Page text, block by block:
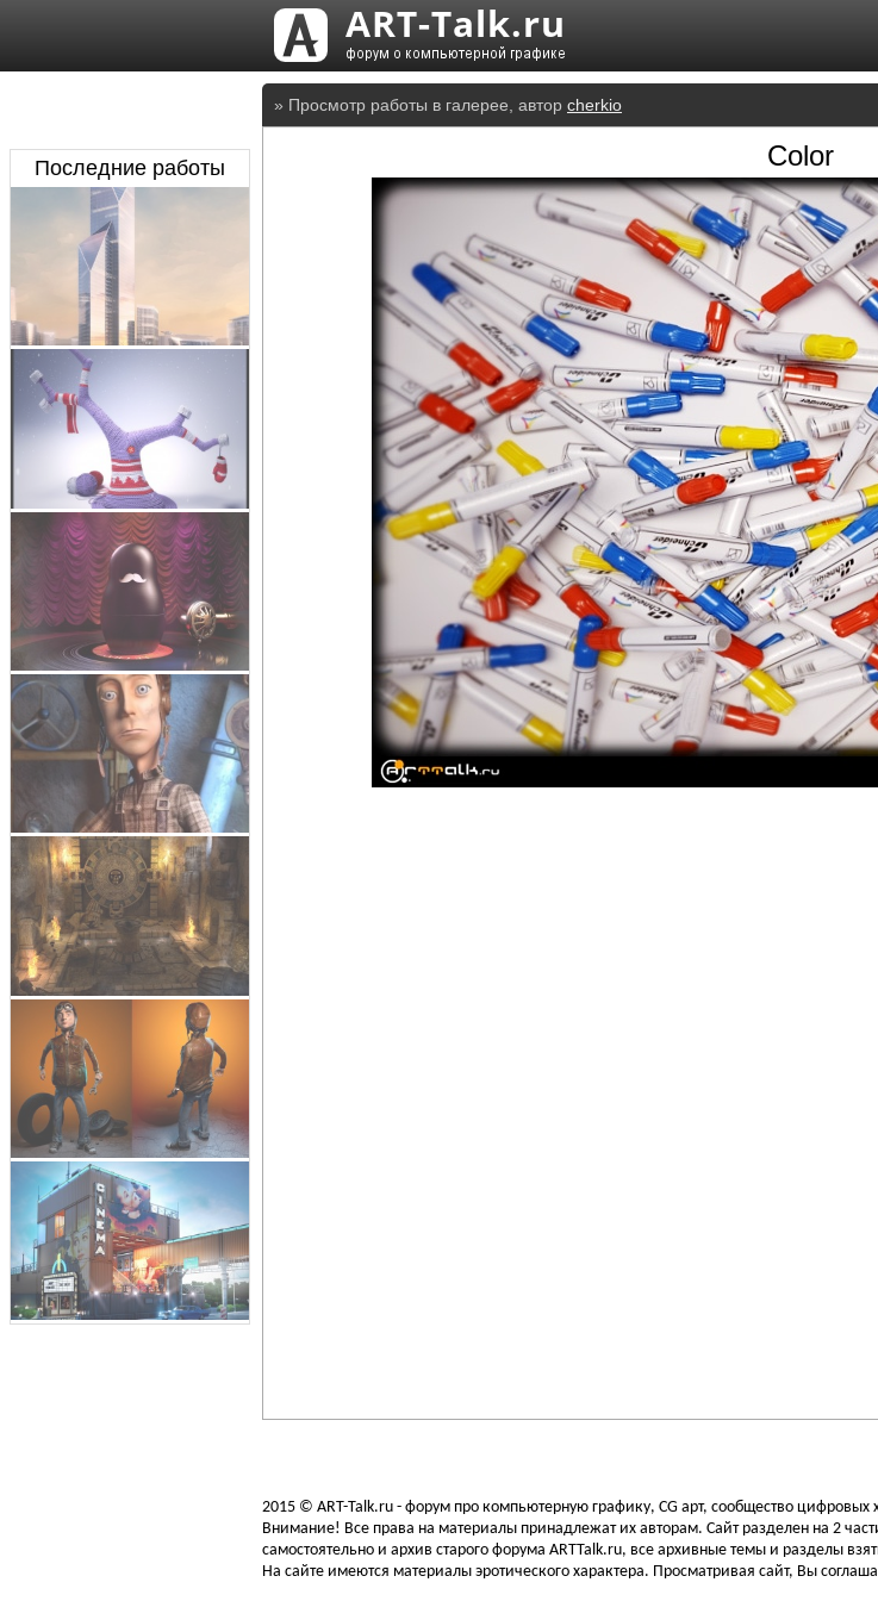
» Просмотр работы в галерее, автор cherkio
Color
Последние работы
2015 © ART-Talk.ru - форум про компьютерную графику, CG арт, сообщество цифровых
Внимание! Все права на материалы принадлежат их авторам. Сайт разделен на 2
самостоятельно и архив старого форума ARTTalk.ru, все архивные темы и разделы
На сайте имеются материалы эротического характера. Просматривая сайт, Вы